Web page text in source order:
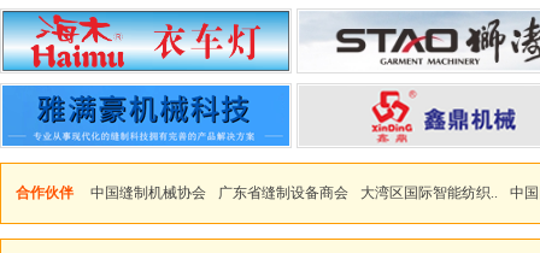
合作伙伴 中国缝制机械协会 广东省缝制设备商会 大湾区国际智能纺织.. 中